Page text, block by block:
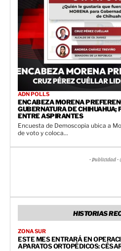
ADN POLLS
ENCABEZA MORENA
GUBERNATURA DE CHIHUAHUA;
ENTRE ASPIRANTES
Encuesta de Demoscopia ubica a
de voto y coloca...
- Publicidad -
HISTORIAS
ZONA SUR
ESTE MES ENTRARÁ EN
APARATOS ORTOPÉDICOS: